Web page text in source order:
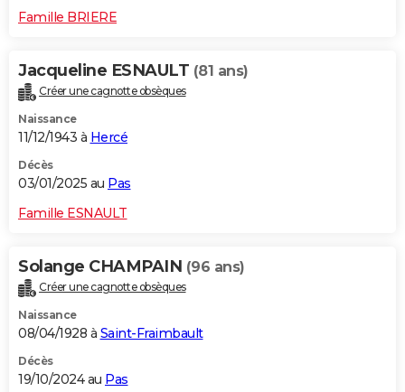
Famille BRIERE
Jacqueline ESNAULT (81 ans)
Créer une cagnotte obsèques
Naissance
11/12/1943 à Hercé
Décès
03/01/2025 au Pas
Famille ESNAULT
Solange CHAMPAIN (96 ans)
Créer une cagnotte obsèques
Naissance
08/04/1928 à Saint-Fraimbault
Décès
19/10/2024 au Pas